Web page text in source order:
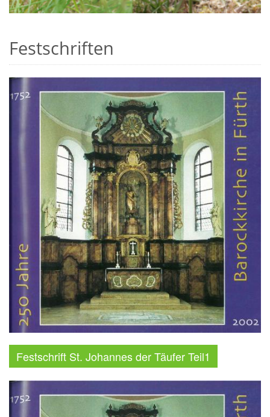
Festschriften
Festschrift St. Johannes der Täufer Teil1